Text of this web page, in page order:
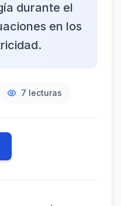
durante el
en los
7 lecturas